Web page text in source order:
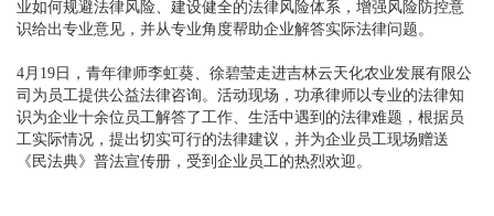
业如何规避法律风险、建设健全的法律风险体系，增强风险防控意
识给出专业意见，并从专业角度帮助企业解答实际法律问题。
4月19日，青年律师李虹葵、徐碧莹走进吉林云天化农业发展有限公
司为员工提供公益法律咨询。活动现场，功承律师以专业的法律知
识为企业十余位员工解答了工作、生活中遇到的法律难题，根据员
工实际情况，提出切实可行的法律建议，并为企业员工现场赠送
《民法典》普法宣传册，受到企业员工的热烈欢迎。